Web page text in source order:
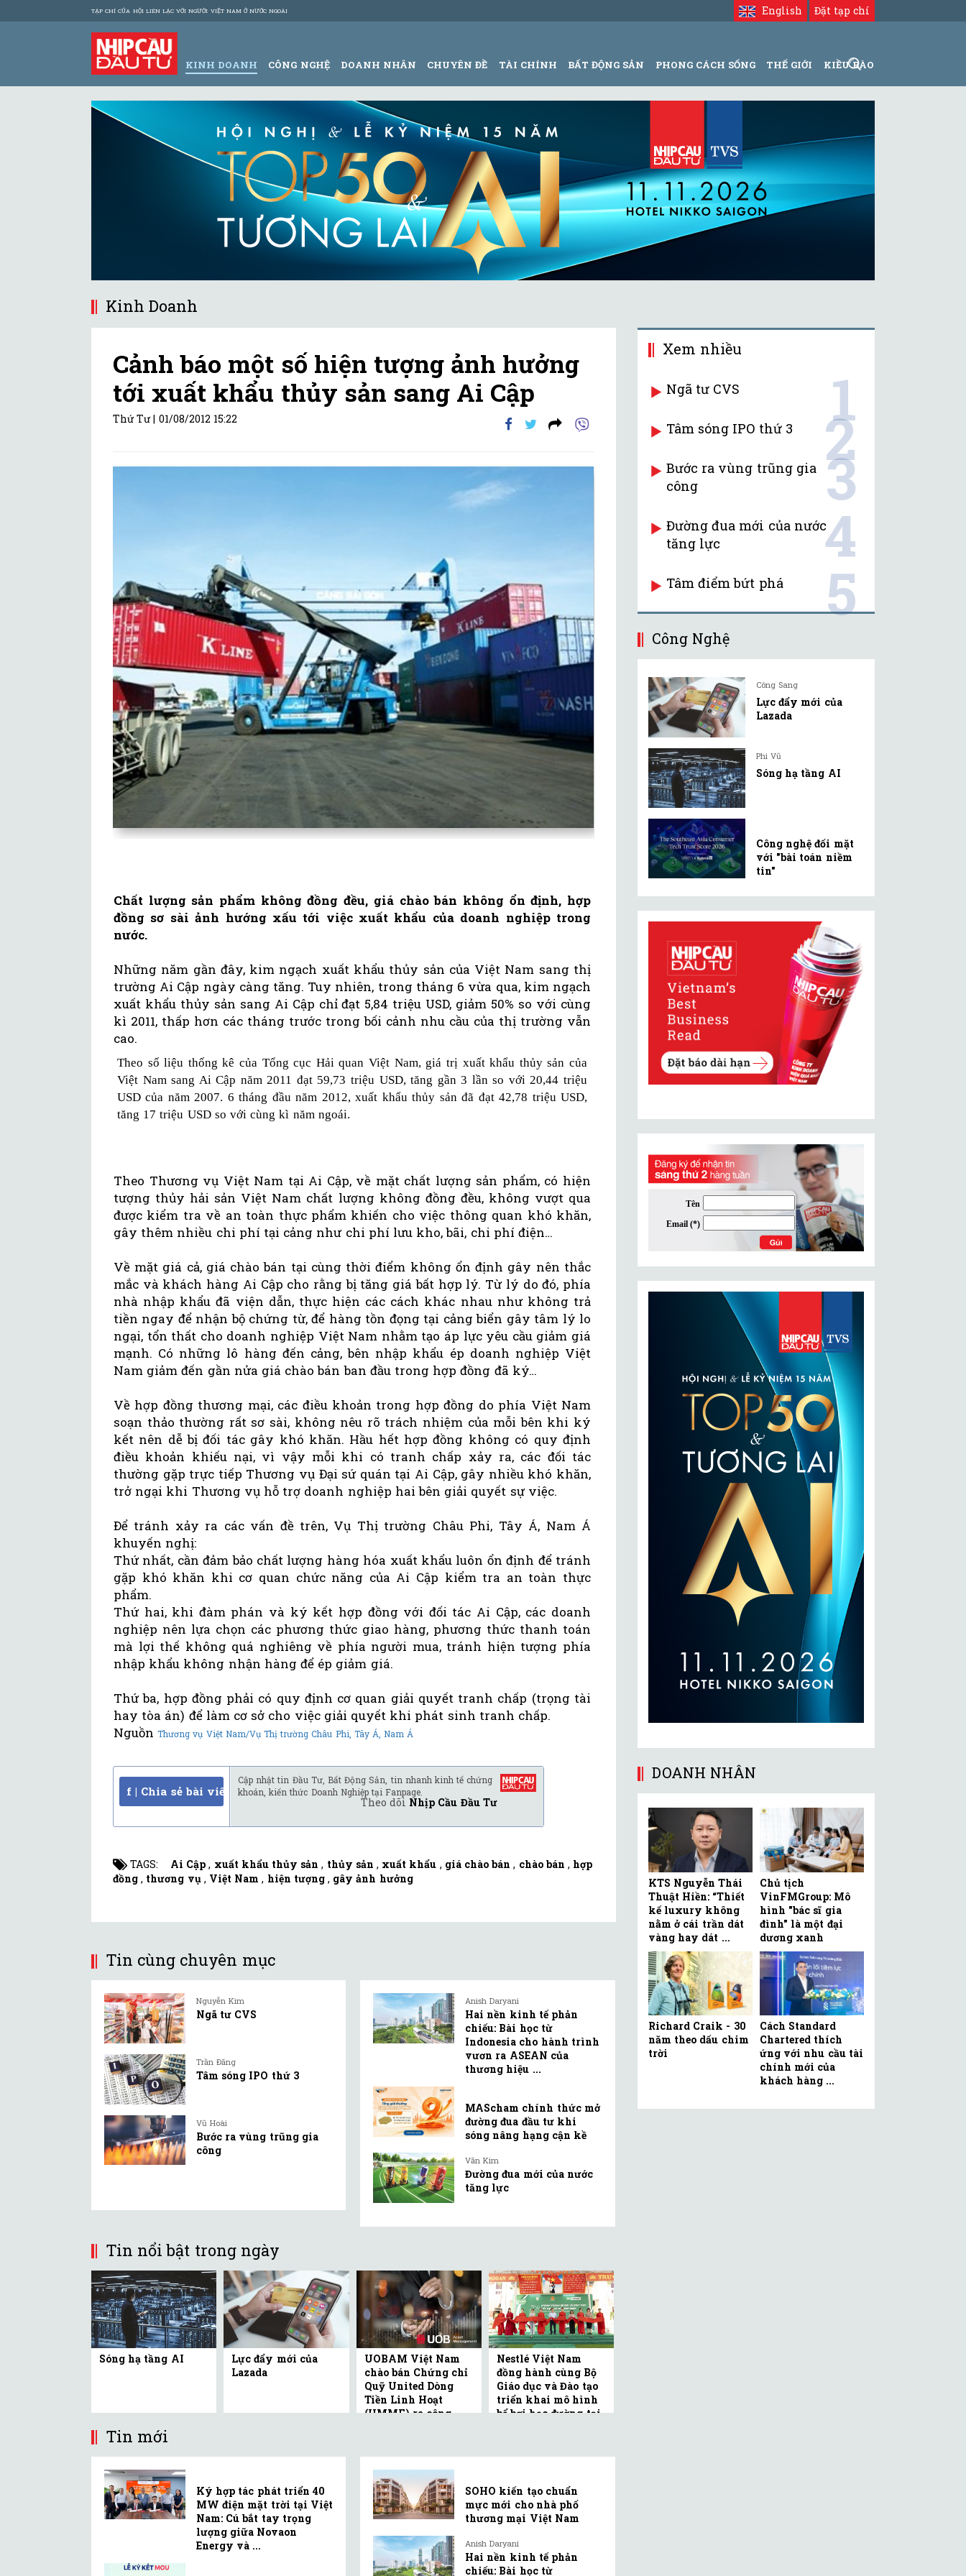
TẠP CHÍ CỦA HỘI LIÊN LẠC VỚI NGƯỜI VIỆT NAM Ở NƯỚC NGOÀI Đặt tạp chí
English
KINH DOANH CÔNG NGHỆ DOANH NHÂN CHUYÊN ĐỀ TÀI CHÍNH BẤT ĐỘNG SẢN PHONG CÁCH SỐNG THẾ GIỚI KIỀU BÀO
Kinh Doanh
Cảnh báo một số hiện tượng ảnh hưởng
tới xuất khẩu thủy sản sang Ai Cập
Thứ Tư | 01/08/2012 15:22
Chất lượng sản phẩm không đồng đều, giá chào bán không ổn định, hợp
đồng sơ sài ảnh hướng xấu tới việc xuất khẩu của doanh nghiệp trong
nước.
Những năm gần đây, kim ngạch xuất khẩu thủy sản của Việt Nam sang thị
trường Ai Cập ngày càng tăng. Tuy nhiên, trong tháng 6 vừa qua, kim ngạch
xuất khẩu thủy sản sang Ai Cập chỉ đạt 5,84 triệu USD, giảm 50% so với cùng
kì 2011, thấp hơn các tháng trước trong bối cảnh nhu cầu của thị trường vẫn
cao.
Theo số liệu thống kê của Tổng cục Hải quan Việt Nam, giá trị xuất khẩu thủy sản của
Việt Nam sang Ai Cập năm 2011 đạt 59,73 triệu USD, tăng gần 3 lần so với 20,44 triệu
USD của năm 2007. 6 tháng đầu năm 2012, xuất khẩu thủy sản đã đạt 42,78 triệu USD,
tăng 17 triệu USD so với cùng kì năm ngoái.
Theo Thương vụ Việt Nam tại Ai Cập, về mặt chất lượng sản phẩm, có hiện
tượng thủy hải sản Việt Nam chất lượng không đồng đều, không vượt qua
được kiểm tra về an toàn thực phẩm khiến cho việc thông quan khó khăn,
gây thêm nhiều chi phí tại cảng như chi phí lưu kho, bãi, chi phí điện…
Về mặt giá cả, giá chào bán tại cùng thời điểm không ổn định gây nên thắc
mắc và khách hàng Ai Cập cho rằng bị tăng giá bất hợp l‎ý. Từ lý do đó, phía
nhà nhập khẩu đã viện dẫn, thực hiện các cách khác nhau như không trả
tiền ngay để nhận bộ chứng từ, để hàng tồn đọng tại cảng biển gây tâm lý lo
ngại, tổn thất cho doanh nghiệp Việt Nam nhằm tạo áp lực yêu cầu giảm giá
mạnh. Có những lô hàng đến cảng, bên nhập khẩu ép doanh nghiệp Việt
Nam giảm đến gần nửa giá chào bán ban đầu trong hợp đồng đã ký…
Về hợp đồng thương mại, các điều khoản trong hợp đồng do phía Việt Nam
soạn thảo thường rất sơ sài, không nêu rõ trách nhiệm của mỗi bên khi ký
kết nên dễ bị đối tác gây khó khăn. Hầu hết hợp đồng không có quy định
điều khoản khiếu nại, vì vậy mỗi khi có tranh chấp xảy ra, các đối tác
thường gặp trực tiếp Thương vụ Đại sứ quán tại Ai Cập, gây nhiều khó khăn,
trở ngại khi Thương vụ hỗ trợ doanh nghiệp hai bên giải quyết sự việc.
Để tránh xảy ra các vấn đề trên, Vụ Thị trường Châu Phi, Tây Á, Nam Á
khuyến nghị:
Thứ nhất, cần đảm bảo chất lượng hàng hóa xuất khẩu luôn ổn định để tránh
gặp khó khăn khi cơ quan chức năng của Ai Cập kiểm tra an toàn thực
phẩm.
Thứ hai, khi đàm phán và ký kết hợp đồng với đối tác Ai Cập, các doanh
nghiệp nên lựa chọn các phương thức giao hàng, phương thức thanh toán
mà lợi thế không quá nghiêng về phía người mua, tránh hiện tượng phía
nhập khẩu không nhận hàng để ép giảm giá.
Thứ ba, hợp đồng phải có quy định cơ quan giải quyết tranh chấp (trọng tài
hay tòa án) để làm cơ sở cho việc giải quyết khi phát sinh tranh chấp.
NguồnThương vụ Việt Nam/Vụ Thị trường Châu Phi, Tây Á, Nam Á
f | Chia sẻ bài viết
Cập nhật tin Đầu Tư, Bất Động Sản, tin nhanh kinh tế chứng
khoán, kiến thức Doanh Nghiệp tại Fanpage.
Theo dõi Nhịp Cầu Đầu Tư
TAGS: Ai Cập , xuất khẩu thủy sản , thủy sản , xuất khẩu , giá chào bán , chào bán ,hợp
đồng , thương vụ, Việt Nam , hiện tượng, gây ảnh hưởng
Tin cùng chuyên mục
Nguyễn Kim
Ngã tư CVS
Trần Đăng
Tâm sóng IPO thứ 3
Vũ Hoài
Bước ra vùng trũng gia
công
Anish Daryani
Hai nền kinh tế phản
chiếu: Bài học từ
Indonesia cho hành trình
vươn ra ASEAN của
thương hiệu ...
MAScham chính thức mở
đường đua đầu tư khi
sóng nâng hạng cận kề
Văn Kim
Đường đua mới của nước
tăng lực
Tin nổi bật trong ngày
Sóng hạ tầng AI
Lực đẩy mới của
Lazada
UOBAM Việt Nam
chào bán Chứng chỉ
Quỹ United Dòng
Tiền Linh Hoạt
(UMMF) ra công ...
Nestlé Việt Nam
đồng hành cùng Bộ
Giáo dục và Đào tạo
triển khai mô hình
bể bơi học đường tại
Tin mới
Ký hợp tác phát triển 40
MW điện mặt trời tại Việt
Nam: Cú bắt tay trọng
lượng giữa Novaon
Energy và ...
SOHO kiến tạo chuẩn
mực mới cho nhà phố
thương mại Việt Nam
Anish Daryani
Hai nền kinh tế phản
chiếu: Bài học từ
Xem nhiều
Ngã tư CVS 1
Tâm sóng IPO thứ 3 2
Bước ra vùng trũng gia
công
3
Đường đua mới của nước
tăng lực
4
Tâm điểm bứt phá 5
Công Nghệ
Công Sang
Lực đẩy mới của
Lazada
Phi Vũ
Sóng hạ tầng AI
Công nghệ đối mặt
với "bài toán niềm
tin"
DOANH NHÂN
KTS Nguyễn Thái
Thuật Hiền: “Thiết
kế luxury không
nằm ở cái trần dát
vàng hay dát ...
Chủ tịch
VinFMGroup: Mô
hình "bác sĩ gia
đình" là một đại
dương xanh
Richard Craik - 30
năm theo dấu chim
trời
Cách Standard
Chartered thích
ứng với nhu cầu tài
chính mới của
khách hàng ...